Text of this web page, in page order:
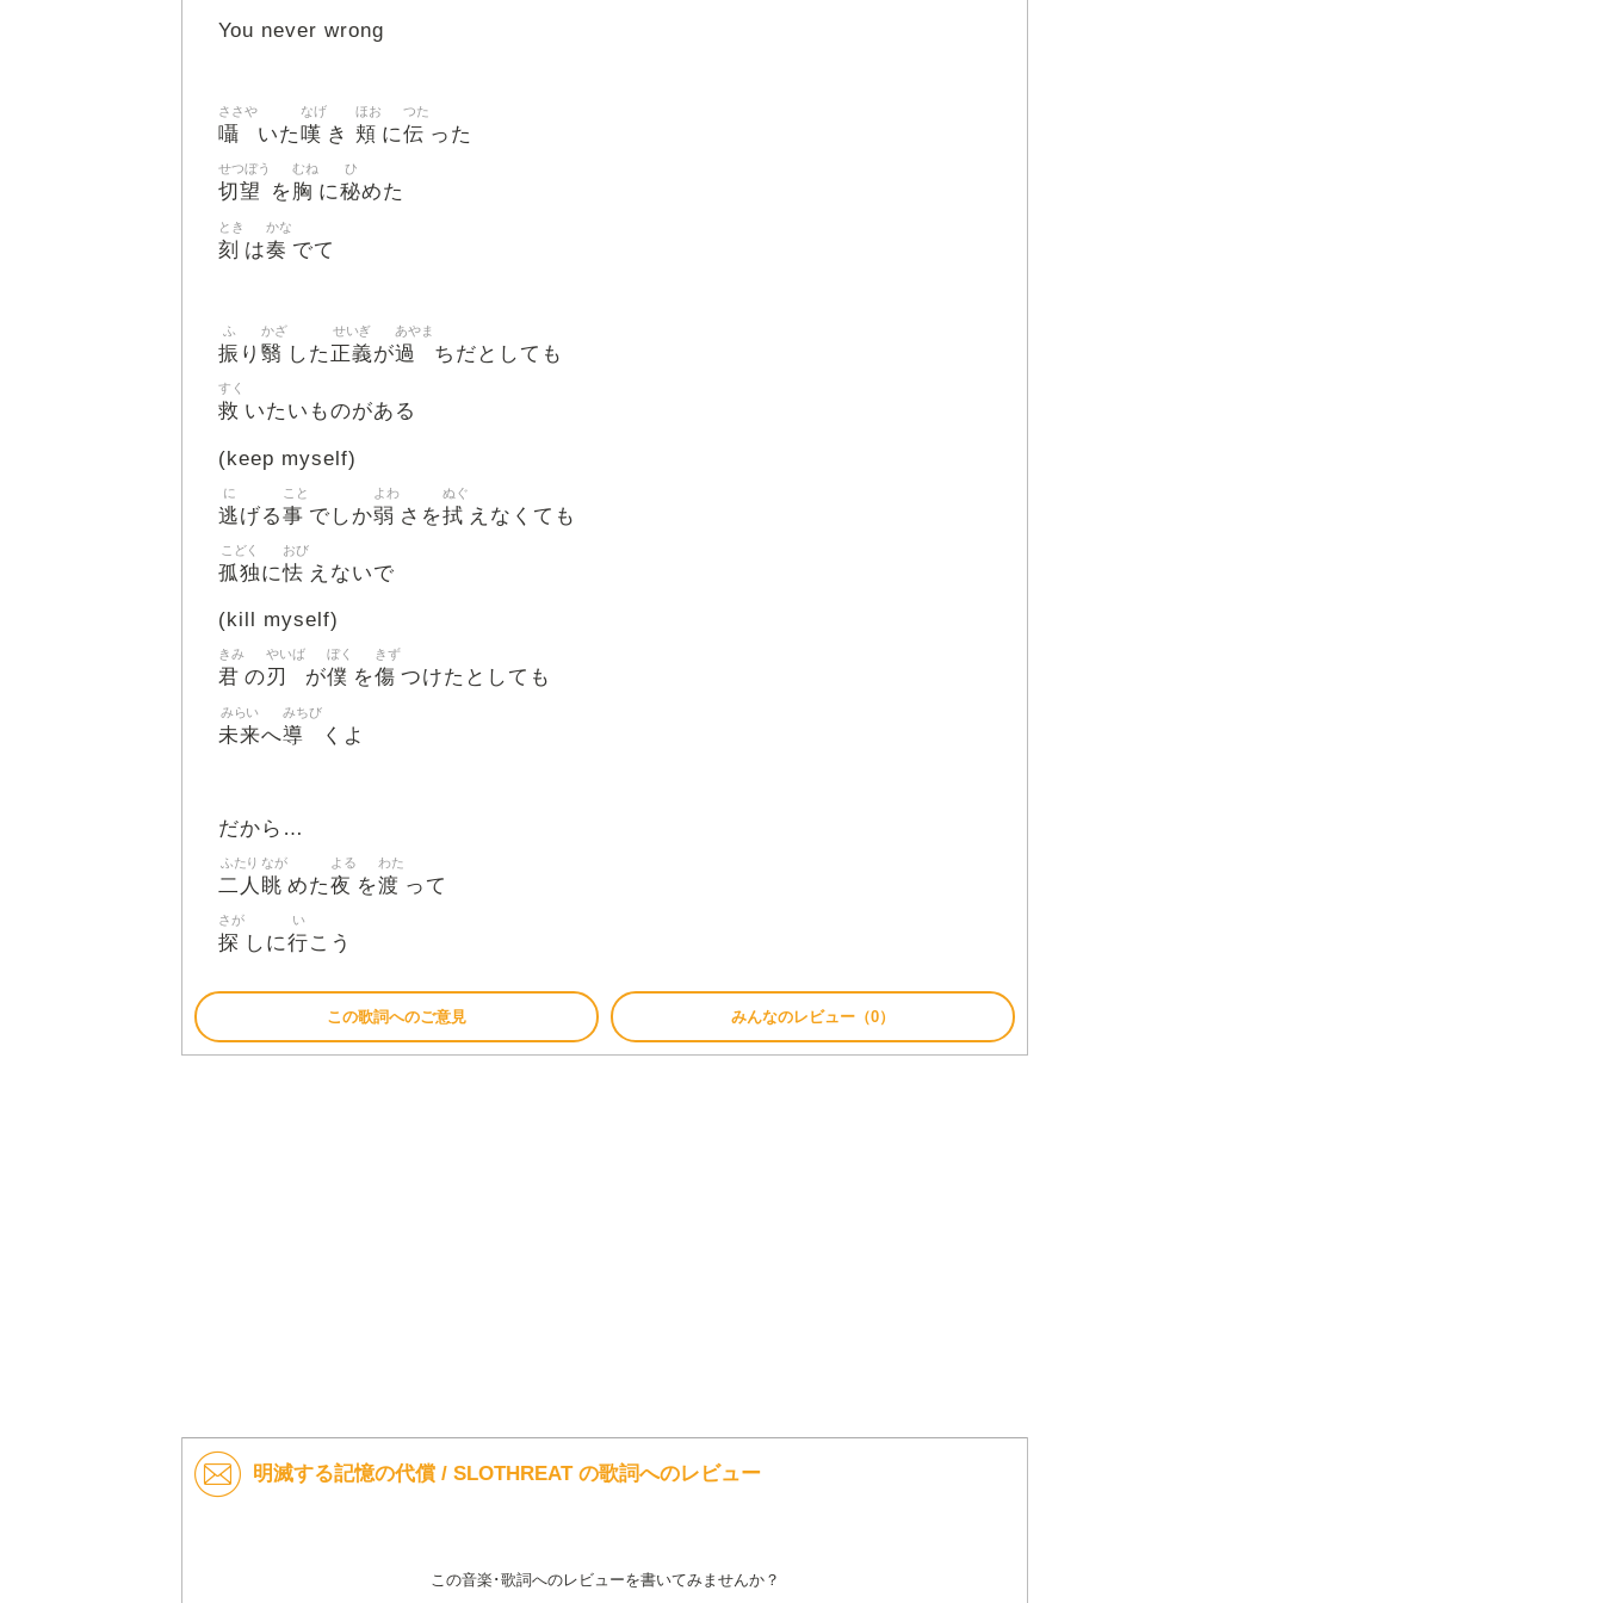
You never wrong
囁
ささや
いた嘆
なげ
き 頬
ほお
に伝
つた
った
切望
せつぼう
を胸
むね
に秘
ひ
めた
刻
とき
は奏
かな
でて
振
ふ
り 翳
かざ
した 正義
せいぎ
が過
あやま
ちだとしても
救
すく
いたいものがある
(keep myself)
逃
に
げる事
こと
でしか弱
よわ
さを拭
ぬぐ
えなくても
孤独
こどく
に怯
おび
えないで
(kill myself)
君
きみ
の刃
やいば
が僕
ぼく
を傷
きず
つけたとしても
未来
みらい
へ導
みちび
くよ
だから…
二人
ふたり
眺
なが
めた夜
よる
を渡
わた
って
探
さが
しに行
い
こう
この歌詞へのご意見 みんなのレビュー（0）
明滅する記憶の代償 / SLOTHREAT の歌詞へのレビュー
この音楽･歌詞へのレビューを書いてみませんか？